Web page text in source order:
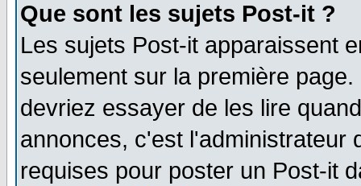
Que sont les sujets Post-it ?
Les sujets Post-it apparaissent
seulement sur la première
devriez essayer de les lire
annonces, c'est l'administrateur
requises pour poster un Post-it